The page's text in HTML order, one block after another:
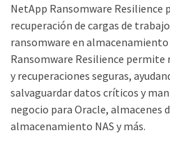
NetApp Ransomware Resilience
recuperación de cargas de
ransomware en almacenamiento
Ransomware Resilience permite
y recuperaciones seguras,
salvaguardar datos críticos y
negocio para Oracle, almacenes
almacenamiento NAS y más.